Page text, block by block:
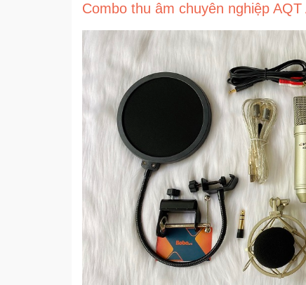
Combo thu âm chuyên nghiệp